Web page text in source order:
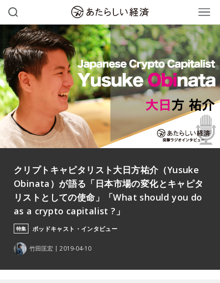
クリプトキャピタリスト大日方祐介（Yusuke
Obinata）が語る「日本市場の変化とキャピタ
リストとしての使命」「What should you do
as a crypto capitalist ?」
特集 ポッドキャスト・インタビュー
竹田匡宏 2019-04-10